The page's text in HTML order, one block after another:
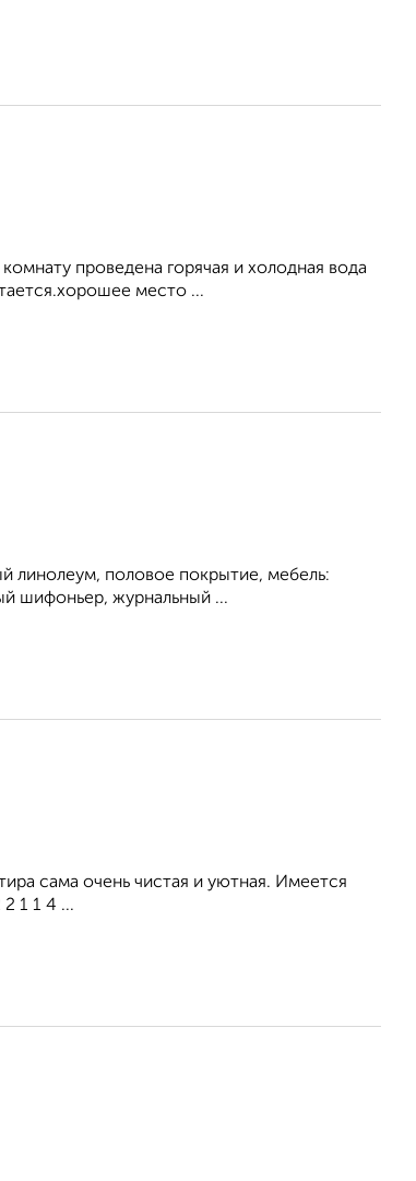
проведена горячая и холодная вода
место ...
линолеум, половое покрытие, мебель:
шифоньер, журнальный ...
сама очень чистая и уютная. Имеется
1 1 4 ...